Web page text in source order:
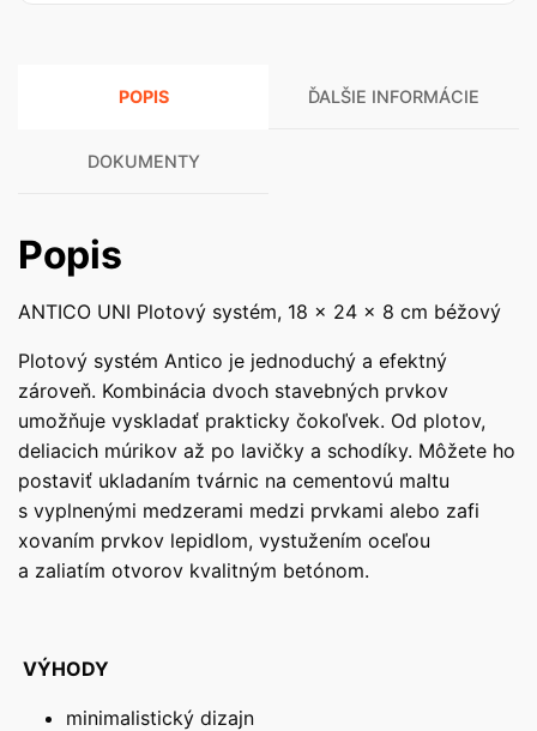
POPIS ĎALŠIE INFORMÁCIE
DOKUMENTY
Popis
ANTICO UNI Plotový systém, 18 x 24 x 8 cm béžový
Plotový systém Antico je jednoduchý a efektný
zároveň. Kombinácia dvoch stavebných prvkov
umožňuje vyskladať prakticky čokoľvek. Od plotov,
deliacich múrikov až po lavičky a schodíky. Môžete ho
postaviť ukladaním tvárnic na cementovú maltu
s vyplnenými medzerami medzi prvkami alebo zafi
xovaním prvkov lepidlom, vystužením oceľou
a zaliatím otvorov kvalitným betónom.
VÝHODY
minimalistický dizajn